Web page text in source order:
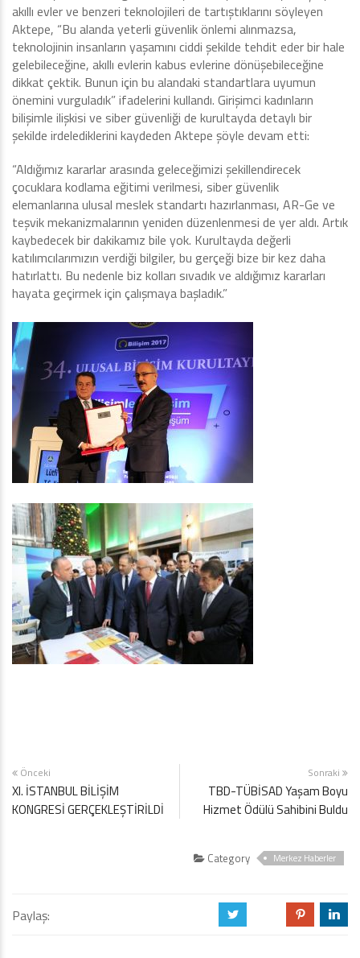
akıllı evler ve benzeri teknolojileri de tartıştıklarını söyleyen
Aktepe, “Bu alanda yeterli güvenlik önlemi alınmazsa,
teknolojinin insanların yaşamını ciddi şekilde tehdit eder bir hale
gelebileceğine, akıllı evlerin kabus evlerine dönüşebileceğine
dikkat çektik. Bunun için bu alandaki standartlara uyumun
önemini vurguladık” ifadelerini kullandı. Girişimci kadınların
bilişimle ilişkisi ve siber güvenliği de kurultayda detaylı bir
şekilde irdelediklerini kaydeden Aktepe şöyle devam etti:
“Aldığımız kararlar arasında geleceğimizi şekillendirecek
çocuklara kodlama eğitimi verilmesi, siber güvenlik
elemanlarına ulusal meslek standartı hazırlanması, AR-Ge ve
teşvik mekanizmalarının yeniden düzenlenmesi de yer aldı. Artık
kaybedecek bir dakikamız bile yok. Kurultayda değerli
katılımcılarımızın verdiği bilgiler, bu gerçeği bize bir kez daha
hatırlattı. Bu nedenle biz kolları sıvadık ve aldığımız kararları
hayata geçirmek için çalışmaya başladık.”
Önceki
XI. İSTANBUL BİLİŞİM
KONGRESİ GERÇEKLEŞTİRİLDİ
Sonraki
TBD-TÜBİSAD Yaşam Boyu
Hizmet Ödülü Sahibini Buldu
Category Merkez Haberler
Paylaş: a d j